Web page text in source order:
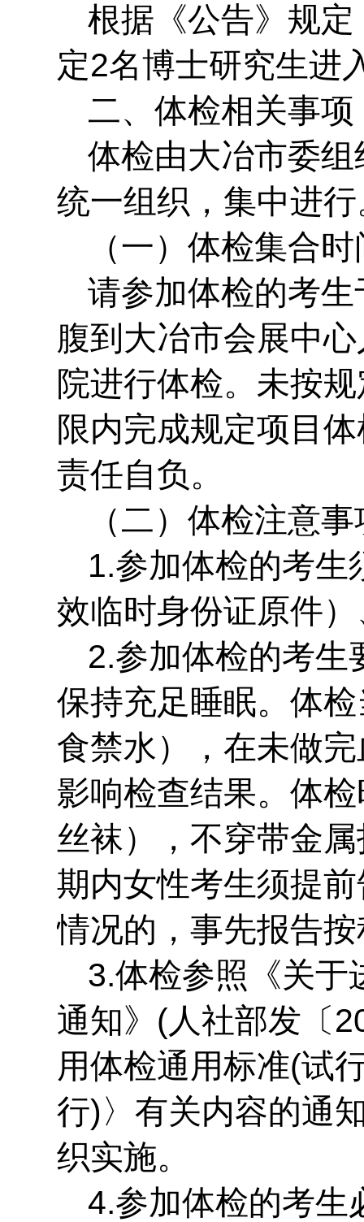
根据《公告》规定
定2名博士研究生进
二、体检相关事项
体检由大冶市委
统一组织，集中进
（一）体检集合
请参加体检的考生
腹到大冶市会展中
院进行体检。未按
限内完成规定项目
责任自负。
（二）体检注意事
1.参加体检的考生
效临时身份证原件
2.参加体检的考生
保持充足睡眠。体
食禁水），在未做
影响检查结果。体
丝袜），不穿带金
期内女性考生须提
情况的，事先报告
3.体检参照《关于
通知》(人社部发〔
用体检通用标准(试
行)〉有关内容的通
织实施。
4.参加体检的考生